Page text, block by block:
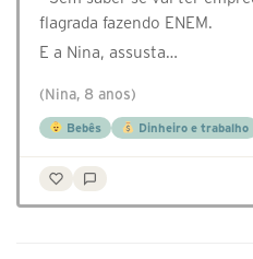
flagrada fazendo ENEM.
E a Nina, assusta…
(Nina, 8 anos)
Bebês Dinheiro e trabalho